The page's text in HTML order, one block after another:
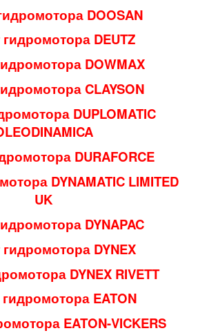
DOOSAN
DEUTZ
DOWMAX
CLAYSON
DUPLOMATIC
DURAFORCE
DYNAMATIC LIMITED
UK
DYNAPAC
DYNEX
DYNEX RIVETT
EATON
EATON-VICKERS